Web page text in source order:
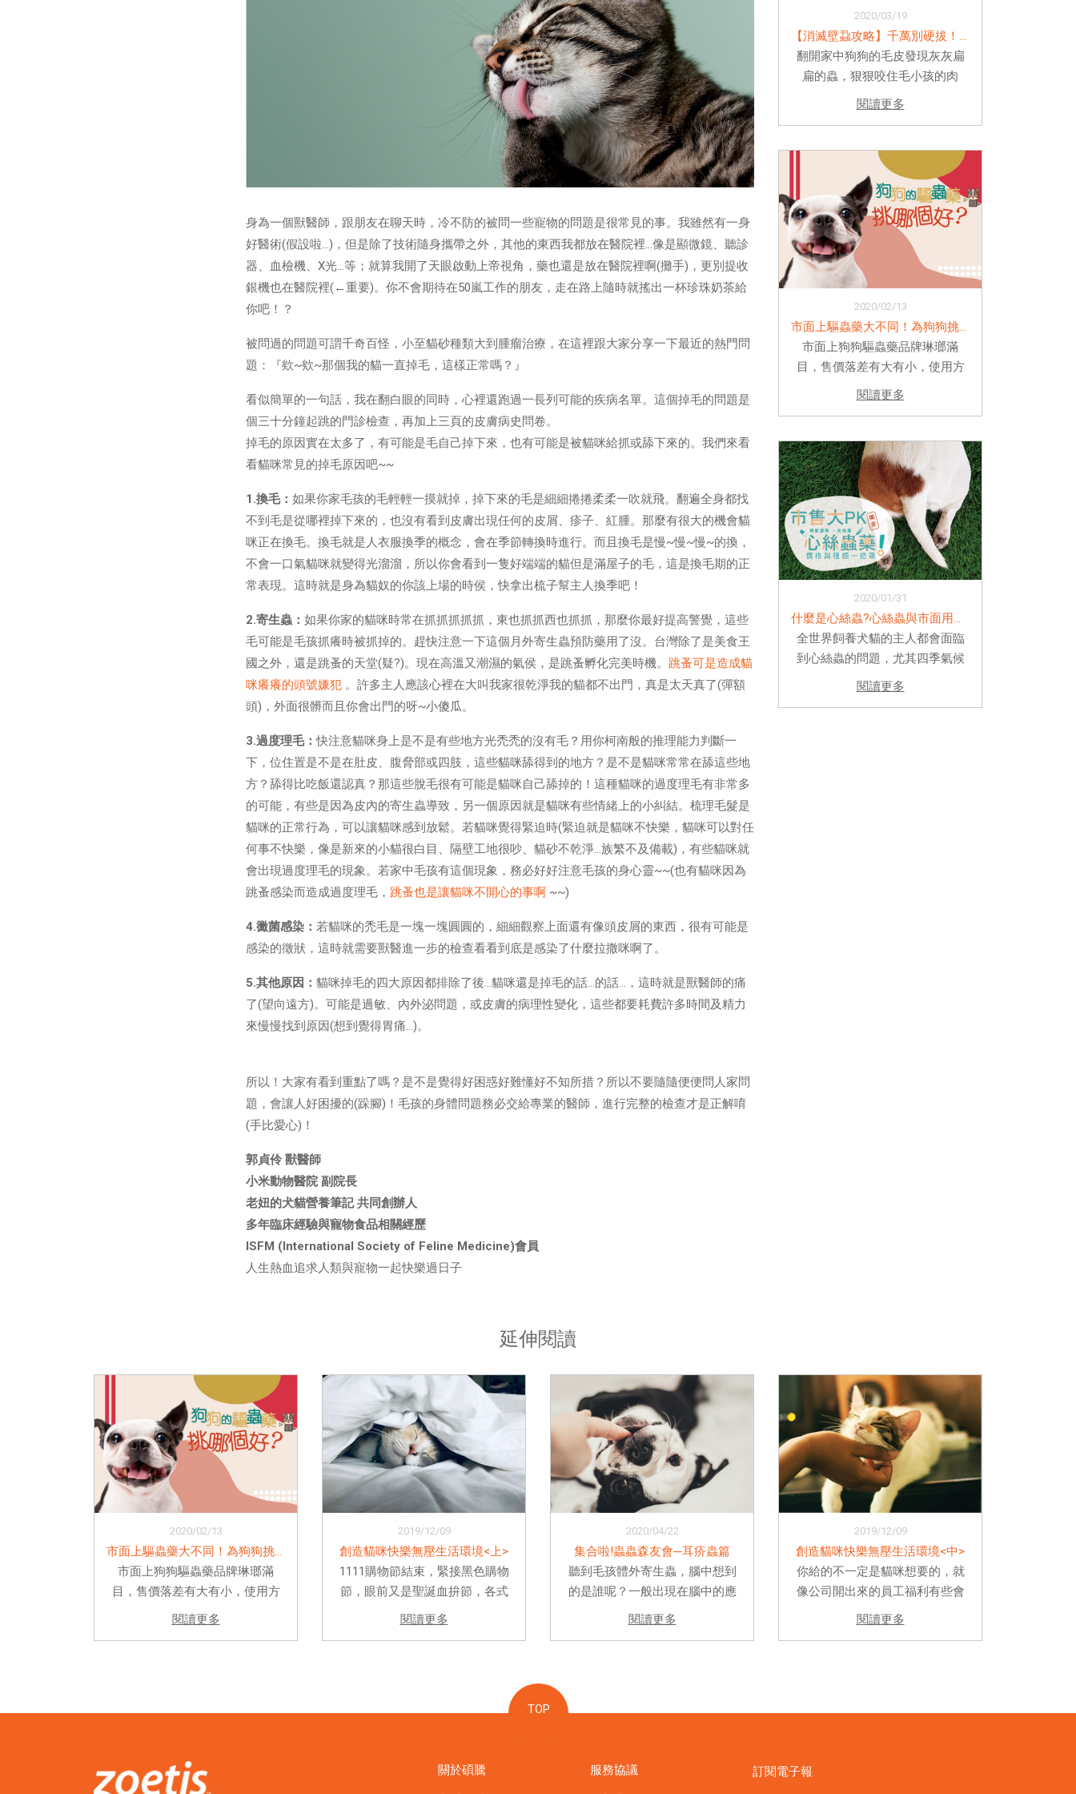
身為一個獸醫師，跟朋友在聊天時，冷不防的被問一些寵物的問題是很常見的事。我雖然有一身
好醫術(假設啦…)，但是除了技術隨身攜帶之外，其他的東西我都放在醫院裡…像是顯微鏡、聽診
器、血檢機、X光…等；就算我開了天眼啟動上帝視角，藥也還是放在醫院裡啊(攤手)，更別提收
銀機也在醫院裡(←重要)。你不會期待在50嵐工作的朋友，走在路上隨時就搖出一杯珍珠奶茶給
你吧！？
被問過的問題可謂千奇百怪，小至貓砂種類大到腫瘤治療，在這裡跟大家分享一下最近的熱門問
題：『欸~欸~那個我的貓一直掉毛，這樣正常嗎？』
看似簡單的一句話，我在翻白眼的同時，心裡還跑過一長列可能的疾病名單。這個掉毛的問題是
個三十分鐘起跳的門診檢查，再加上三頁的皮膚病史問卷。
掉毛的原因實在太多了，有可能是毛自己掉下來，也有可能是被貓咪給抓或舔下來的。我們來看
看貓咪常見的掉毛原因吧~~
1.換毛： 如果你家毛孩的毛輕輕一摸就掉，掉下來的毛是細細捲捲柔柔一吹就飛。翻遍全身都找
不到毛是從哪裡掉下來的，也沒有看到皮膚出現任何的皮屑、疹子、紅腫。那麼有很大的機會貓
咪正在換毛。換毛就是人衣服換季的概念，會在季節轉換時進行。而且換毛是慢~慢~慢~的換，
不會一口氣貓咪就變得光溜溜，所以你會看到一隻好端端的貓但是滿屋子的毛，這是換毛期的正
常表現。這時就是身為貓奴的你該上場的時侯，快拿出梳子幫主人換季吧！
2.寄生蟲： 如果你家的貓咪時常在抓抓抓抓抓，東也抓抓西也抓抓，那麼你最好提高警覺，這些
毛可能是毛孩抓癢時被抓掉的。趕快注意一下這個月外寄生蟲預防藥用了沒。台灣除了是美食王
國之外，還是跳蚤的天堂(疑?)。現在高溫又潮濕的氣侯，是跳蚤孵化完美時機。 跳蚤可是造成貓
咪癢癢的頭號嫌犯 。許多主人應該心裡在大叫我家很乾淨我的貓都不出門，真是太天真了(彈額
頭)，外面很髒而且你會出門的呀~小傻瓜。
3.過度理毛：快注意貓咪身上是不是有些地方光禿禿的沒有毛？用你柯南般的推理能力判斷一
下，位住置是不是在肚皮、腹脅部或四肢，這些貓咪舔得到的地方？是不是貓咪常常在舔這些地
方？舔得比吃飯還認真？那這些脫毛很有可能是貓咪自己舔掉的！這種貓咪的過度理毛有非常多
的可能，有些是因為皮內的寄生蟲導致，另一個原因就是貓咪有些情緒上的小糾結。梳理毛髮是
貓咪的正常行為，可以讓貓咪感到放鬆。若貓咪覺得緊迫時(緊迫就是貓咪不快樂，貓咪可以對任
何事不快樂，像是新來的小貓很白目、隔壁工地很吵、貓砂不乾淨…族繁不及備載)，有些貓咪就
會出現過度理毛的現象。若家中毛孩有這個現象，務必好好注意毛孩的身心靈~~(也有貓咪因為
跳蚤感染而造成過度理毛， 跳蚤也是讓貓咪不開心的事啊 ~~)
4.黴菌感染： 若貓咪的禿毛是一塊一塊圓圓的，細細觀察上面還有像頭皮屑的東西，很有可能是
感染的徵狀，這時就需要獸醫進一步的檢查看看到底是感染了什麼拉撒咪啊了。
5.其他原因： 貓咪掉毛的四大原因都排除了後…貓咪還是掉毛的話…的話…，這時就是獸醫師的痛
了(望向遠方)。可能是過敏、內外泌問題，或皮膚的病理性變化，這些都要耗費許多時間及精力
來慢慢找到原因(想到覺得胃痛…)。
所以！大家有看到重點了嗎？是不是覺得好困惑好難懂好不知所措？所以不要隨隨便便問人家問
題，會讓人好困擾的(跺腳)！毛孩的身體問題務必交給專業的醫師，進行完整的檢查才是正解唷
(手比愛心)！
郭貞伶 獸醫師
小米動物醫院 副院長
老妞的犬貓營養筆記 共同創辦人
多年臨床經驗與寵物食品相關經歷
ISFM (International Society of Feline Medicine)會員
人生熱血追求人類與寵物一起快樂過日子
2020/03/19
【消滅壁蝨攻略】千萬別硬拔！發現壁蝨這樣做
翻開家中狗狗的毛皮發現灰灰扁
扁的蟲，狠狠咬住毛小孩的肉
上！沒錯，這就是令飼主與獸醫
在皮膚不適，還會傳播內在疾
病，所以各位毛爸媽可別認為
「看到壁蝨...
閱讀更多
2020/02/13
市面上驅蟲藥大不同！為狗狗挑選適合的...
市面上狗狗驅蟲藥品牌琳瑯滿
目，售價落差有大有小，使用方
式也大不同，親友推薦不一，究
上最常見也多飼主使用的各品牌
比較，讓你不用再花時間問人
囉！ ...
閱讀更多
2020/01/31
全世界飼養犬貓的主人都會面臨
到心絲蟲的問題，尤其四季氣候
皆潮濕溫暖的台灣，更是孕育心
閱讀更多
延伸閱讀
2020/02/13
市面上驅蟲藥大不同！為狗狗挑選適合的...
市面上狗狗驅蟲藥品牌琳瑯滿
目，售價落差有大有小，使用方
式也大不同，親友推薦不一，究
囉！ ...
閱讀更多
2019/12/09
創造貓咪快樂無壓生活環境<上>
1111購物節結束，緊接黑色購物
節，眼前又是聖誕血拚節，各式
各樣的社群網站及手機廣告不斷
多貓...
閱讀更多
2020/04/22
集合啦!蟲蟲森友會─耳疥蟲篇
聽到毛孩體外寄生蟲，腦中想到
的是誰呢？一般出現在腦中的應
該就是跳蚤跟壁蝨吧。如果你只
閱讀更多
2019/12/09
創造貓咪快樂無壓生活環境<中>
你給的不一定是貓咪想要的，就
像公司開出來的員工福利有些會
讓人很想翻白眼一樣。真正了解
閱讀更多
TOP
關於碩騰 服務協議 訂閱電子報